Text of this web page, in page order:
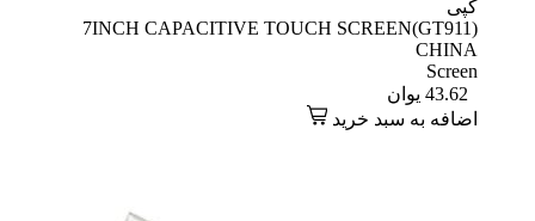
کپی
7INCH CAPACITIVE TOUCH SCREEN(GT911)
CHINA
Screen
43.62 یوان
اضافه به سبد خرید